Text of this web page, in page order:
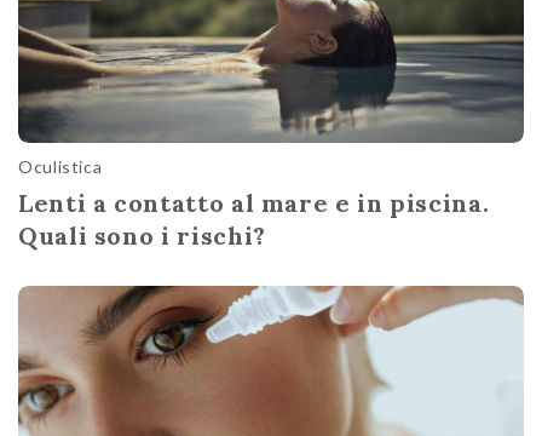
Oculistica
Lenti a contatto al mare e in piscina.
Quali sono i rischi?